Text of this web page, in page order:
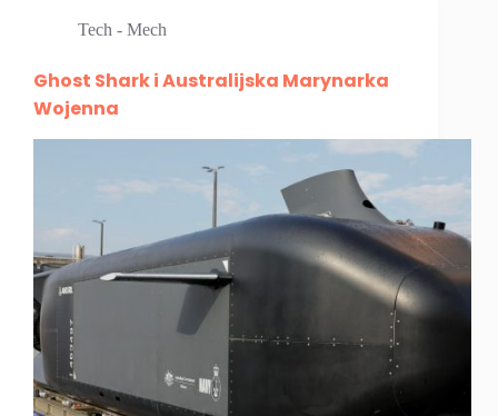
Tech - Mech
Ghost Shark i Australijska Marynarka
Wojenna